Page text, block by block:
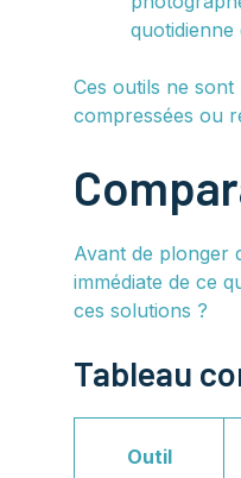
quotidienne
Ces outils ne
compressées ou
Avant de plonger
immédiate de ce
ces solutions ?
Tableau
Outil